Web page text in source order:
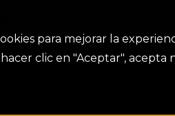
para mejorar la
clic en "Aceptar",